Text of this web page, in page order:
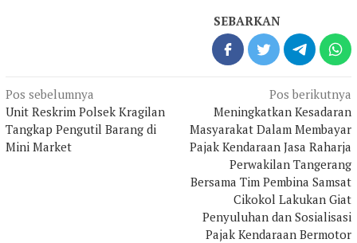
SEBARKAN
Navigasi
pos
Pos sebelumnya
Unit Reskrim Polsek Kragilan
Tangkap Pengutil Barang di
Mini Market
Pos berikutnya
Meningkatkan Kesadaran
Masyarakat Dalam Membayar
Pajak Kendaraan Jasa Raharja
Perwakilan Tangerang
Bersama Tim Pembina Samsat
Cikokol Lakukan Giat
Penyuluhan dan Sosialisasi
Pajak Kendaraan Bermotor